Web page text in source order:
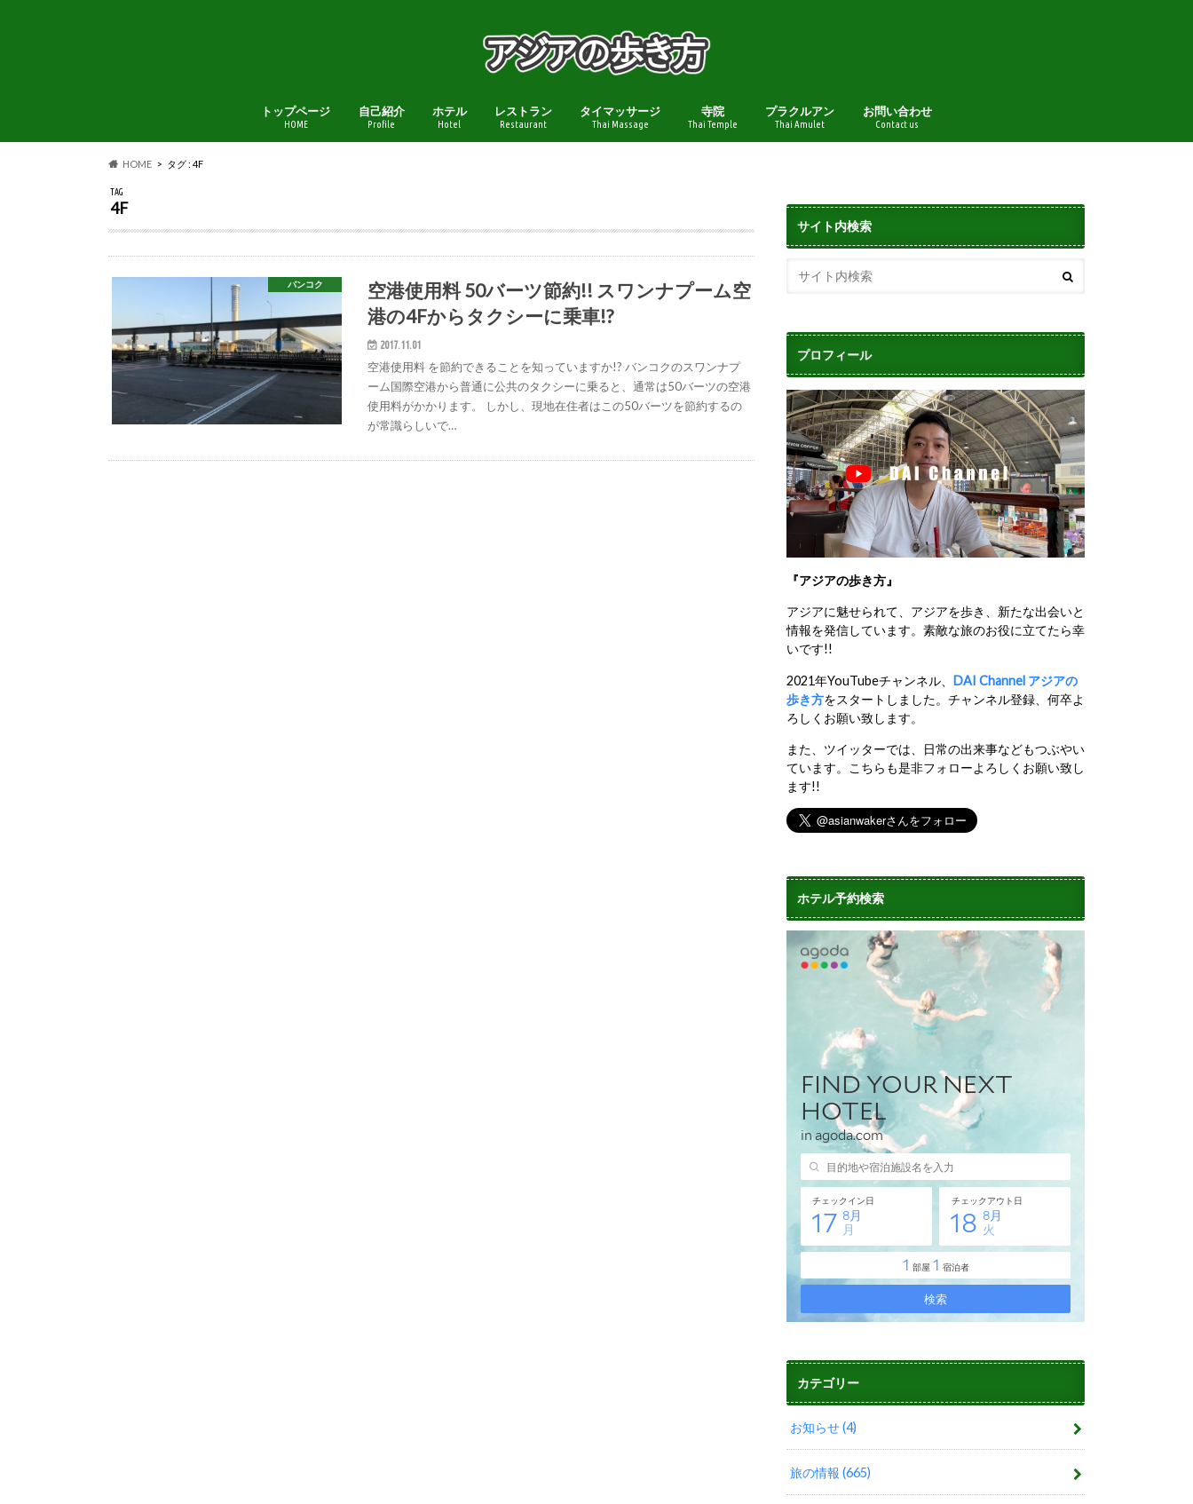
トップページ
HOME
自己紹介
Profile
ホテル
Hotel
レストラン
Restaurant
タイマッサージ
Thai Massage
寺院
Thai Temple
プラクルアン
Thai Amulet
お問い合わせ
Contact us
HOME タグ : 4F
TAG
4F
バンコク
空港使用料 50バーツ節約!! スワンナプーム空
港の4Fからタクシーに乗車!?
2017.11.01
空港使用料 を節約できることを知っていますか!? バンコクのスワンナプ
ーム国際空港から普通に公共のタクシーに乗ると、通常は50バーツの空港
使用料がかかります。 しかし、現地在住者はこの50バーツを節約するの
が常識らしいで…
サイト内検索
プロフィール
『アジアの歩き方』
アジアに魅せられて、アジアを歩き、新たな出会いと
情報を発信しています。素敵な旅のお役に立てたら幸
いです!!
2021年YouTubeチャンネル、 DAI Channel アジアの
歩き方をスタートしました。チャンネル登録、何卒よ
ろしくお願い致します。
また、ツイッターでは、日常の出来事などもつぶやい
ています。こちらも是非フォローよろしくお願い致し
ます!!
ホテル予約検索
カテゴリー
お知らせ(4)
旅の情報(665)